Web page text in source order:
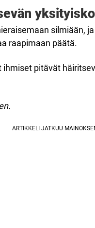
silmiään,
raapimaan päätä.
pitävät